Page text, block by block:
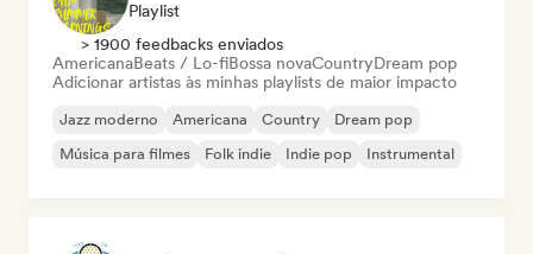
Playlist
> 1900 feedbacks enviados
AmericanaBeats / Lo-fiBossa novaCountryDream pop
Adicionar artistas às minhas playlists de maior impacto
Jazz moderno Americana Country
Dream pop
Música para filmes
Folk indie Indie pop Instrumental